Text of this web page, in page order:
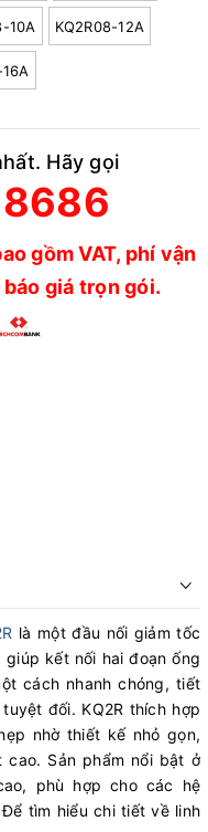
10A KQ2R08-12A
Hãy gọi
gồm VAT, phí vận
giá trọn gói.
là một đầu nối giảm tốc
giúp kết nối hai đoạn ống
cách nhanh chóng, tiết
đối. KQ2R thích hợp
nhờ thiết kế nhỏ gọn,
cao. Sản phẩm nổi bật ở
phù hợp cho các hệ
tìm hiểu chi tiết về linh